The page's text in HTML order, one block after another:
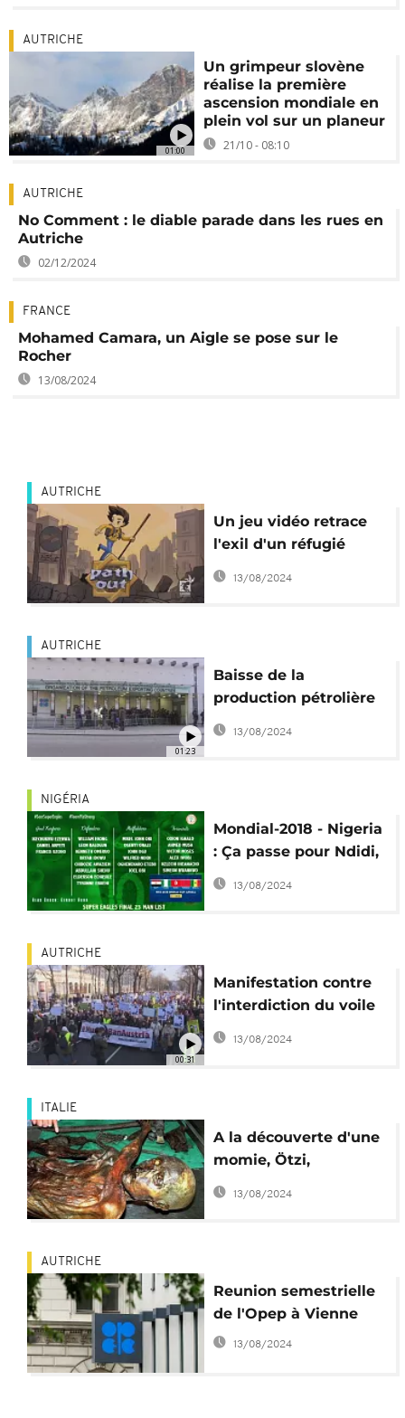
01:00
AUTRICHE
Un grimpeur slovène
réalise la première
ascension mondiale en
plein vol sur un planeur
21/10 - 08:10
AUTRICHE
No Comment : le diable parade dans les rues en
Autriche
02/12/2024
FRANCE
Mohamed Camara, un Aigle se pose sur le
Rocher
13/08/2024
AUTRICHE
Un jeu vidéo retrace
l'exil d'un réfugié
syrien
13/08/2024
01:23
AUTRICHE
Baisse de la
production pétrolière
mondiale : l'Opep en
quête de modalités
13/08/2024
NIGÉRIA
Mondial-2018 - Nigeria
: Ça passe pour Ndidi,
intégré au groupe des
13/08/2024
00:31
AUTRICHE
Manifestation contre
l'interdiction du voile
en Autriche
13/08/2024
ITALIE
A la découverte d'une
momie, Ötzi,
"l'homme des glaces"
13/08/2024
AUTRICHE
Reunion semestrielle
de l'Opep à Vienne
13/08/2024